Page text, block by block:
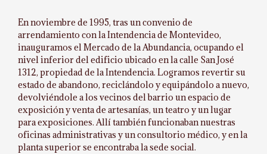
En noviembre de 1995, tras un convenio de
arrendamiento con la Intendencia de Montevideo,
inauguramos el Mercado de la Abundancia, ocupando el
nivel inferior del edificio ubicado en la calle San José
1312, propiedad de la Intendencia. Logramos revertir su
estado de abandono, reciclándolo y equipándolo a nuevo,
devolviéndole a los vecinos del barrio un espacio de
exposición y venta de artesanías, un teatro y un lugar
para exposiciones. Allí también funcionaban nuestras
oficinas administrativas y un consultorio médico, y en la
planta superior se encontraba la sede social.